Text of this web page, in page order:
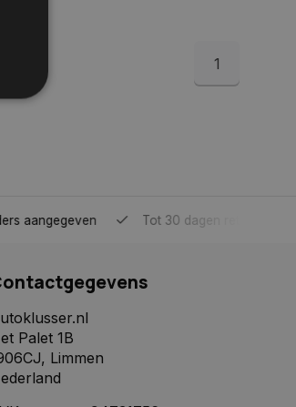
1
Tot 30 dagen retour sturen.
Palet 1B
Limmen